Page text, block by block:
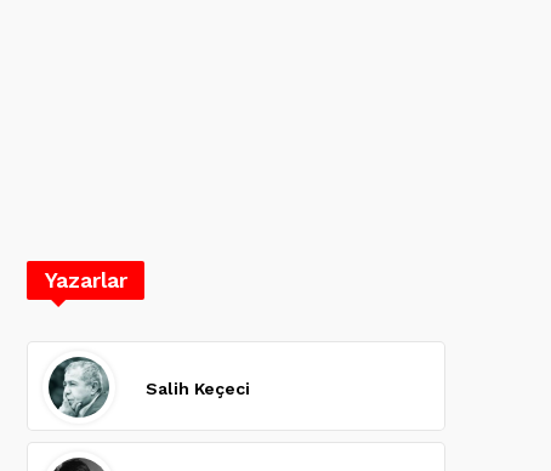
Yazarlar
Salih Keçeci